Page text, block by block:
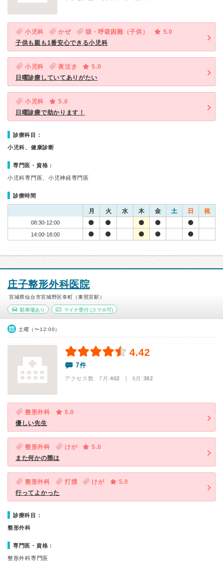
小児科 かぜ 咳・呼吸困難（子供）
5.0
子供も親も1番安心できる小児科
小児科 夜泣き
5.0
日曜診療していてありがたい
小児科
5.0
日曜診療で助かります！
診療科目：
小児科、健康診断
専門医・資格：
小児科専門医、小児神経専門医
診療時間
月 火 水 木 金 土 日 祝
08:30-12:00
14:00-18:00
庄子整形外科医院
宮城県仙台市宮城野区幸町（東照宮駅）
駐車場あり マイナ受付(スマホ可)
土曜（〜12:00）
4.42
7件
アクセス数 7月:402 | 6月:382
整形外科
5.0
優しい先生
整形外科 けが
5.0
また何かの際は
整形外科 打撲 けが
5.0
行ってよかった
診療科目：
整形外科
専門医・資格：
整形外科専門医